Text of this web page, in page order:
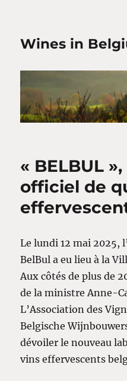
Wines in
« BELBUL
officiel de
Le lundi 12 mai 2025,
BelBul a eu lieu à la
Aux côtés de plus de
de la ministre Anne-
L’Association des
Belgische
dévoiler le nouveau
vins effervescents